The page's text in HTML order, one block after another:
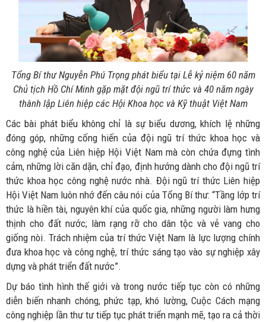
Tổng Bí thư Nguyễn Phú Trọng phát biểu tại Lễ kỷ niệm 60 năm
Chủ tịch Hồ Chí Minh gặp mặt đội ngũ trí thức và 40 năm ngày
thành lập Liên hiệp các Hội Khoa học và Kỹ thuật Việt Nam
Các bài phát biểu không chỉ là sự biểu dương, khích lệ những
đóng góp, những cống hiến của đội ngũ trí thức khoa học và
công nghệ của Liên hiệp Hội Việt Nam mà còn chứa đựng tình
cảm, những lời căn dặn, chỉ đạo, định hướng dành cho đội ngũ trí
thức khoa học công nghệ nước nhà. Đội ngũ trí thức Liên hiệp
Hội Việt Nam luôn nhớ đến câu nói của Tổng Bí thư: “Tầng lớp trí
thức là hiền tài, nguyên khí của quốc gia, những người làm hưng
thịnh cho đất nước; làm rạng rỡ cho dân tộc và vẻ vang cho
giống nòi. Trách nhiệm của trí thức Việt Nam là lực lượng chính
đưa khoa học và công nghệ, trí thức sáng tạo vào sự nghiệp xây
dựng và phát triển đất nước”.
Dự báo tình hình thế giới và trong nước tiếp tục còn có những
diễn biến nhanh chóng, phức tạp, khó lường, Cuộc Cách mạng
công nghiệp lần thư tư tiếp tục phát triển mạnh mẽ, tạo ra cả thời